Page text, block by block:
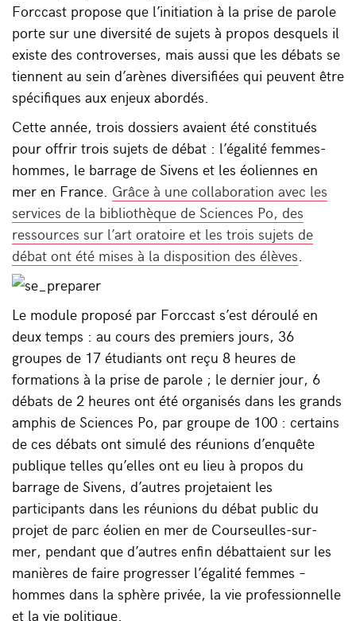
Forccast propose que l’initiation à la prise de parole
porte sur une diversité de sujets à propos desquels il
existe des controverses, mais aussi que les débats se
tiennent au sein d’arènes diversifiées qui peuvent être
spécifiques aux enjeux abordés.
Cette année, trois dossiers avaient été constitués
pour offrir trois sujets de débat : l’égalité femmes-
hommes, le barrage de Sivens et les éoliennes en
mer en France. Grâce à une collaboration avec les
services de la bibliothèque de Sciences Po, des
ressources sur l’art oratoire et les trois sujets de
débat ont été mises à la disposition des élèves.
Le module proposé par Forccast s’est déroulé en
deux temps : au cours des premiers jours, 36
groupes de 17 étudiants ont reçu 8 heures de
formations à la prise de parole ; le dernier jour, 6
débats de 2 heures ont été organisés dans les grands
amphis de Sciences Po, par groupe de 100 : certains
de ces débats ont simulé des réunions d’enquête
publique telles qu’elles ont eu lieu à propos du
barrage de Sivens, d’autres projetaient les
participants dans les réunions du débat public du
projet de parc éolien en mer de Courseulles-sur-
mer, pendant que d’autres enfin débattaient sur les
manières de faire progresser l’égalité femmes –
hommes dans la sphère privée, la vie professionnelle
et la vie politique.